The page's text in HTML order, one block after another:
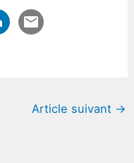
Article suivant →